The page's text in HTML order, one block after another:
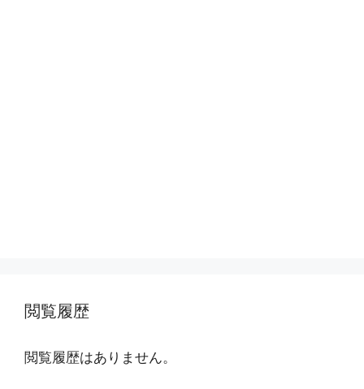
閲覧履歴
閲覧履歴はありません。